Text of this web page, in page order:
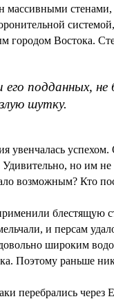
массивными
городом Востока.
его подданных,
шутку.
увенчалась
Удивительно, но им
возможным? Кто
блестящую
и персам
широким
Поэтому раньше
перебрались